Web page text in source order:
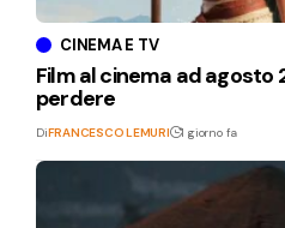
CINEMA E TV
Film al cinema ad agosto
perdere
DiFRANCESCO LEMURI 1 giorno fa